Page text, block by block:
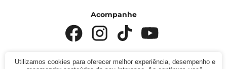
Acompanhe
Utilizamos cookies para oferecer melhor experiência, desempenho e